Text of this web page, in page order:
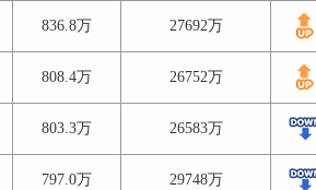
836.8万 27692万
808.4万 26752万
803.3万 26583万
797.0万 29748万